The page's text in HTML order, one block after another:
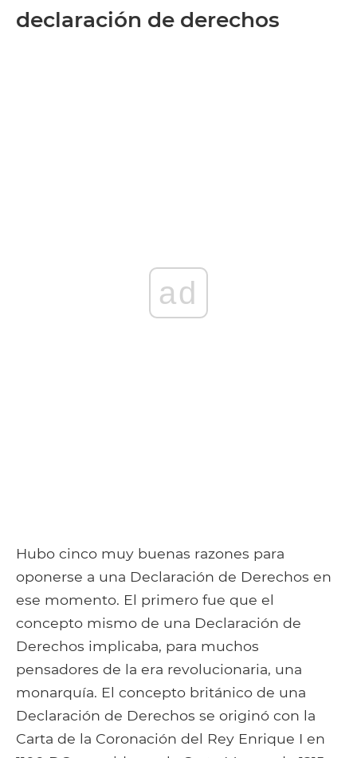
declaración de derechos
ad
Hubo cinco muy buenas razones para
oponerse a una Declaración de Derechos en
ese momento. El primero fue que el
concepto mismo de una Declaración de
Derechos implicaba, para muchos
pensadores de la era revolucionaria, una
monarquía. El concepto británico de una
Declaración de Derechos se originó con la
Carta de la Coronación del Rey Enrique I en